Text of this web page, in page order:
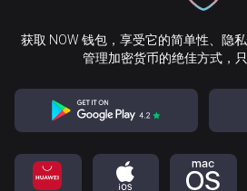
获取 NOW 钱包，享受它的简单性、隐
管理加密货币的绝佳方式，只